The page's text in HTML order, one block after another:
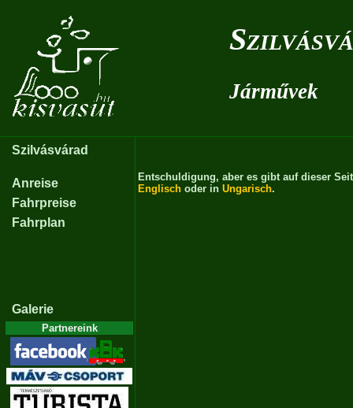
Járművek
Szilvásvárad
Anreise
Fahrpreise
Fahrplan
Galerie
Partnereink
Entschuldigung, aber es gibt auf dieser
Englisch oder in Ungarisch.